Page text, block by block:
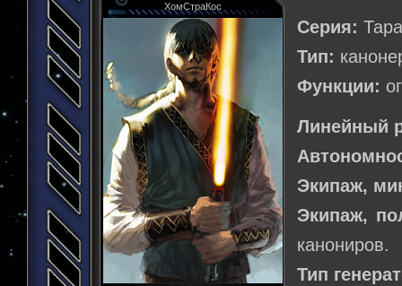
ХомСтраКос
Серия:
Тип:
Функции:
Линейный
Экипаж,
Экипаж,
канониров.
Тип